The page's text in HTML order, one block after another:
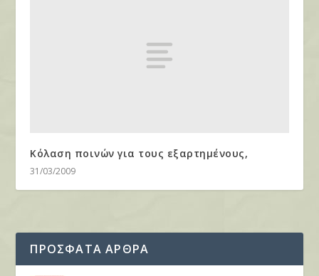
Κόλαση ποινών για τους εξαρτημένους,
31/03/2009
ΠΡΟΣΦΑΤΑ ΑΡΘΡΑ